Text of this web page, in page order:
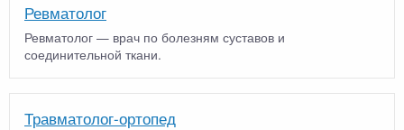
Ревматолог
Ревматолог — врач по болезням суставов и
соединительной ткани.
Травматолог-ортопед